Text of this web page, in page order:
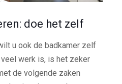
doe het zelf
u ook de badkamer zelf
werk is, is het zeker
de volgende zaken